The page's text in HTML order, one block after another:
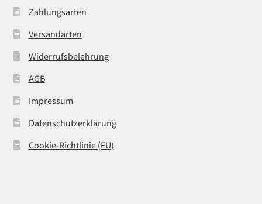
Zahlungsarten
Versandarten
Widerrufsbelehrung
AGB
Impressum
Datenschutzerklärung
Cookie-Richtlinie (EU)